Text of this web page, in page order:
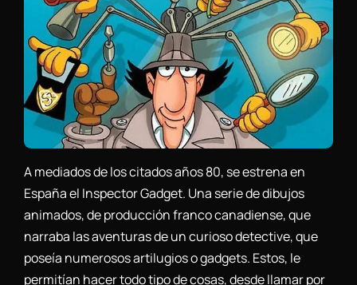
A mediados de los citados años 80, se estrena en
España el Inspector Gadget. Una serie de dibujos
animados, de producción franco canadiense, que
narraba las aventuras de un curioso detective, que
poseía numerosos artilugios o gadgets. Estos, le
permitían hacer todo tipo de cosas, desde llamar por